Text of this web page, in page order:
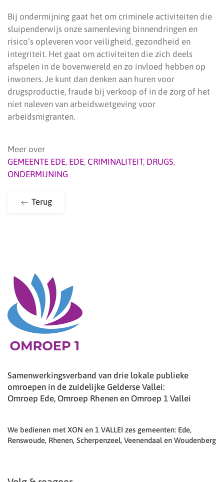
Bij ondermijning gaat het om criminele activiteiten die
sluipenderwijs onze samenleving binnendringen en
risico’s opleveren voor veiligheid, gezondheid en
integriteit. Het gaat om activiteiten die zich deels
afspelen in de bovenwereld en zo invloed hebben op
inwoners. Je kunt dan denken aan huren voor
drugsproductie, fraude bij verkoop of in de zorg of het
niet naleven van arbeidswetgeving voor
arbeidsmigranten.
Meer over
GEMEENTE EDE, EDE, CRIMINALITEIT, DRUGS,
ONDERMIJNING
Terug
Samenwerkingsverband van drie lokale publieke
omroepen in de zuidelijke Gelderse Vallei:
Omroep Ede, Omroep Rhenen en Omroep 1 Vallei
We bedienen met XON en 1 VALLEI zes gemeenten: Ede,
Renswoude, Rhenen, Scherpenzeel, Veenendaal en Woudenberg